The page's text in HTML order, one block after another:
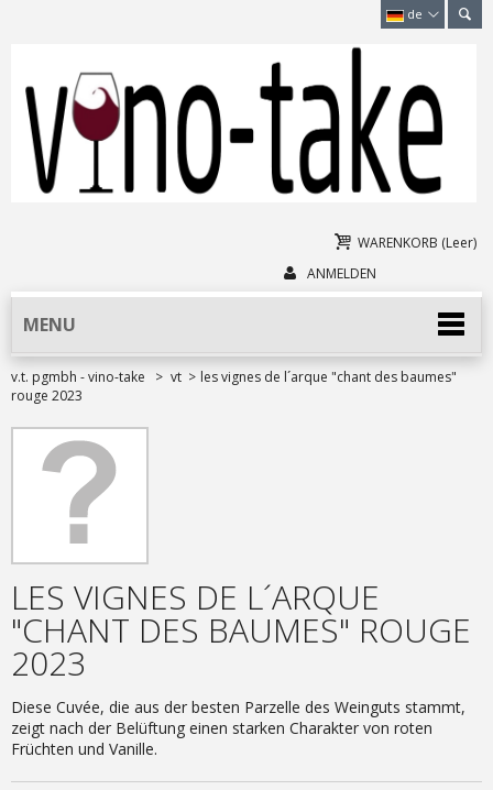
de
WARENKORB (Leer)
ANMELDEN
MENU
v.t. pgmbh - vino-take > vt > les vignes de l´arque "chant des baumes"
rouge 2023
LES VIGNES DE L´ARQUE
"CHANT DES BAUMES" ROUGE
2023
Diese Cuvée, die aus der besten Parzelle des Weinguts stammt,
zeigt nach der Belüftung einen starken Charakter von roten
Früchten und Vanille.